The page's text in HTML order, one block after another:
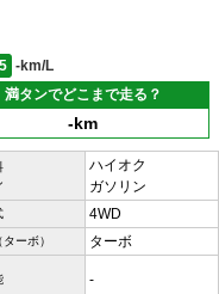
-km/L
満タンでどこまで走る？
-km
ハイオク
ガソリン
4WD
ーボ） ターボ
-